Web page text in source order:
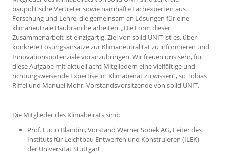
baupolitische Vertreter sowie namhafte Fachexperten aus
Forschung und Lehre, die gemeinsam an Lösungen für eine
klimaneutrale Baubranche arbeiten. „Die Form dieser
Zusammenarbeit ist einzigartig. Ziel von solid UNIT ist es, über
konkrete Lösungsansätze zur Klimaneutralität zu informieren und
Innovationspotenziale voranzubringen. Wir freuen uns sehr, für
diese Aufgabe mit aktuell acht Mitgliedern eine vielfältige und
richtungsweisende Expertise im Klimabeirat zu wissen“, so Tobias
Riffel und Manuel Mohr, Vorstandsvorsitzende von solid UNIT.
Die Mitglieder des Klimabeirats sind:
Prof. Lucio Blandini, Vorstand Werner Sobek AG, Leiter des
Instituts für Leichtbau Entwerfen und Konstruieren (ILEK)
der Universität Stuttgart